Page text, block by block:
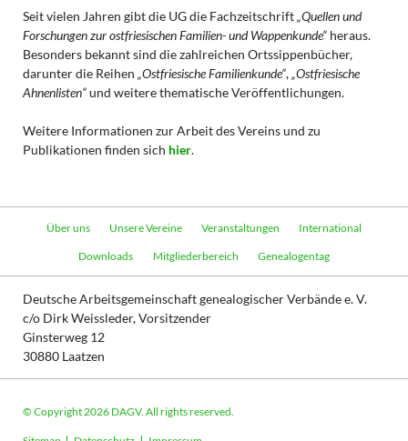
Seit vielen Jahren gibt die UG die Fachzeitschrift„Quellen und
Forschungen zur ostfriesischen Familien- und Wappenkunde“heraus.
Besonders bekannt sind die zahlreichen Ortssippenbücher,
darunter die Reihen „Ostfriesische Familienkunde“,„Ostfriesische
Ahnenlisten“und weitere thematische Veröffentlichungen.
Weitere Informationen zur Arbeit des Vereins und zu
Publikationen finden sich hier.
Navigation
Über uns Unsere Vereine Veranstaltungen International
Downloads Mitgliederbereich Genealogentag
Deutsche Arbeitsgemeinschaft genealogischer Verbände e. V.
c/o Dirk Weissleder, Vorsitzender
Ginsterweg 12
30880 Laatzen
© Copyright 2026 DAGV. All rights reserved.